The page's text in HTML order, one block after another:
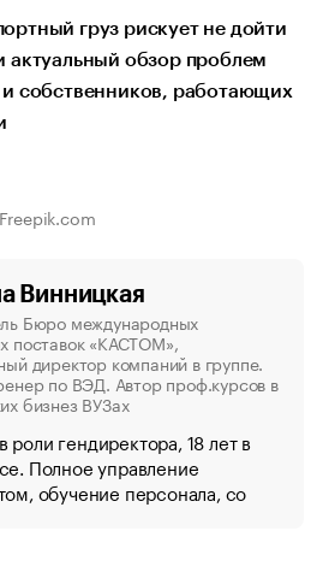
груз рискует не дойти
обзор проблем
собственников, работающих
Винницкая
Бюро международных
поставок «КАСТОМ»,
директор компаний в группе.
по ВЭД. Автор проф.курсов в
бизнез ВУЗах
роли гендиректора, 18 лет в
Полное управление
обучение персонала, со